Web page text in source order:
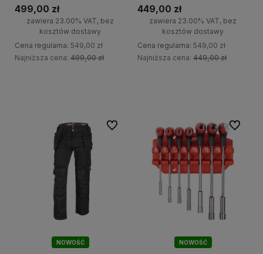
499,00 zł
zawiera 23.00% VAT, bez
kosztów dostawy
Cena regularna: 549,00 zł
Najniższa cena: 499,00 zł
IRPSU3-0 Milwaukee
449,00 zł
zawiera 23.00% VAT, bez
kosztów dostawy
Cena regularna: 549,00 zł
Najniższa cena: 449,00 zł
NOWOŚĆ
Do ulubionych
NOWOŚĆ
Do